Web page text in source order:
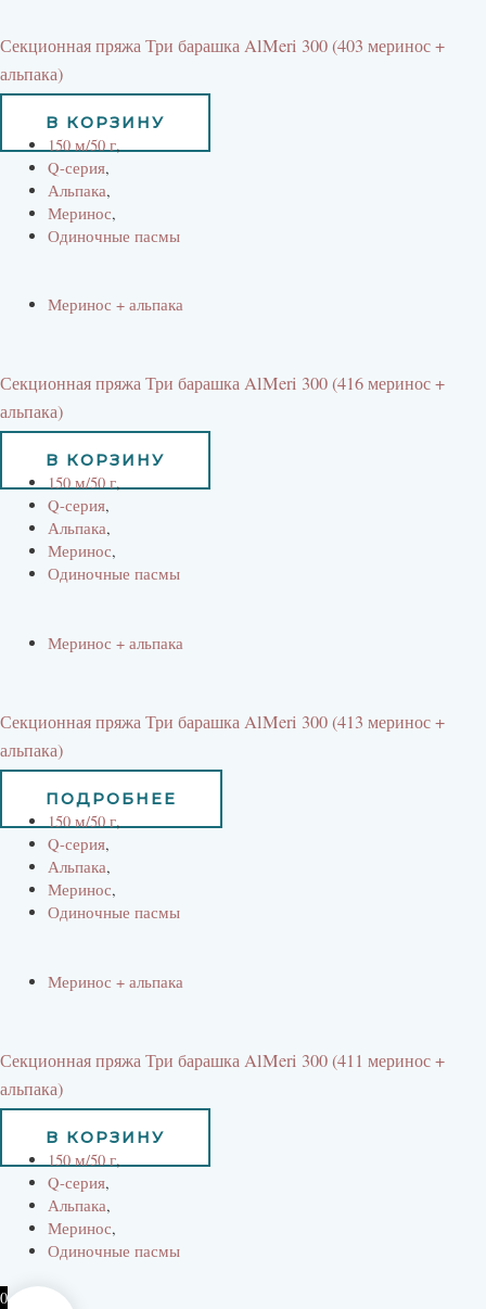
Секционная пряжа Три барашка AlMeri 300 (403 меринос +
альпака)
525руб
В КОРЗИНУ
150 м/50 г,
Q-серия,
Альпака,
Меринос,
Одиночные пасмы
Меринос + альпака
Секционная пряжа Три барашка AlMeri 300 (416 меринос +
альпака)
525руб
В КОРЗИНУ
150 м/50 г,
Q-серия,
Альпака,
Меринос,
Одиночные пасмы
Меринос + альпака
Секционная пряжа Три барашка AlMeri 300 (413 меринос +
альпака)
525руб 473руб
ПОДРОБНЕЕ
150 м/50 г,
Q-серия,
Альпака,
Меринос,
Одиночные пасмы
Меринос + альпака
Секционная пряжа Три барашка AlMeri 300 (411 меринос +
альпака)
525руб
В КОРЗИНУ
150 м/50 г,
Q-серия,
Альпака,
Меринос,
Одиночные пасмы
0